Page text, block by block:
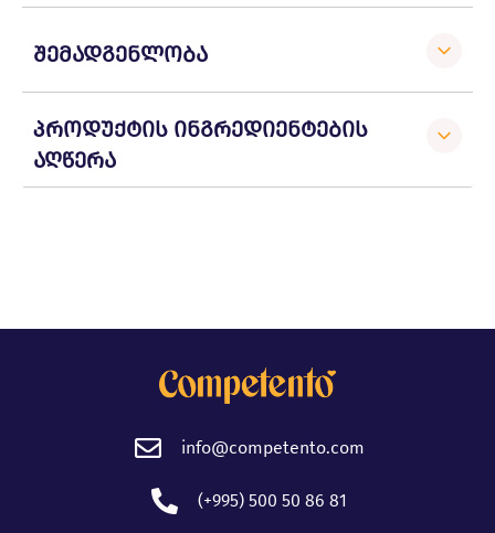
შემადგენლობა
პროდუქტის ინგრედიენტების
აღწერა
info@competento.com
(+995) 500 50 86 81